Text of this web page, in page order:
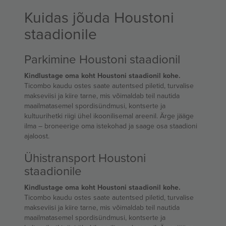
Kuidas jõuda Houstoni
staadionile
Parkimine Houstoni staadionil
Kindlustage oma koht Houstoni staadionil kohe.
Ticombo kaudu ostes saate autentsed piletid, turvalise
makseviisi ja kiire tarne, mis võimaldab teil nautida
maailmatasemel spordisündmusi, kontserte ja
kultuurihetki riigi ühel ikoonilisemal areenil. Ärge jääge
ilma – broneerige oma istekohad ja saage osa staadioni
ajaloost.
Ühistransport Houstoni
staadionile
Kindlustage oma koht Houstoni staadionil kohe.
Ticombo kaudu ostes saate autentsed piletid, turvalise
makseviisi ja kiire tarne, mis võimaldab teil nautida
maailmatasemel spordisündmusi, kontserte ja